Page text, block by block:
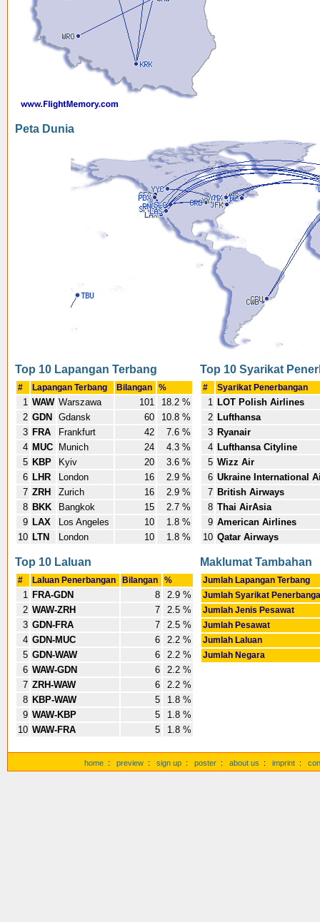
Peta Dunia
Top 10 Lapangan Terbang
# Lapangan Terbang Bilangan %
1 WAW Warszawa 101
18.2 %
2 GDN Gdansk 60
10.8 %
3 FRA Frankfurt 42
7.6 %
4 MUC Munich 24
4.3 %
5 KBP Kyiv 20
3.6 %
6 LHR London 16
2.9 %
7 ZRH Zurich 16
2.9 %
8 BKK Bangkok 15
2.7 %
9 LAX Los Angeles 10
1.8 %
10 LTN London 10 1.8 %
Top 10 Syarikat
# Syarikat Penerbangan
1 LOT Polish Airlines
2 Lufthansa
3 Ryanair
4 Lufthansa Cityline
5 Wizz Air
6 Ukraine International
7 British Airways
8 Thai AirAsia
9 American Airlines
10 Qatar Airways
Top 10 Laluan
# Laluan Penerbangan Bilangan %
1 FRA-GDN 8
2.9 %
2 WAW-ZRH 7
2.5 %
3 GDN-FRA 7
2.5 %
4 GDN-MUC 6
2.2 %
5 GDN-WAW 6
2.2 %
6 WAW-GDN 6
2.2 %
7 ZRH-WAW 6
2.2 %
8 KBP-WAW 5
1.8 %
9 WAW-KBP 5
1.8 %
10 WAW-FRA 5 1.8 %
Maklumat Tambahan
Jumlah Lapangan Terbang
Jumlah Syarikat
Jumlah Jenis Pesawat
Jumlah Pesawat
Jumlah Laluan
Jumlah Negara
home : preview : sign up : poster : about us : imprint :